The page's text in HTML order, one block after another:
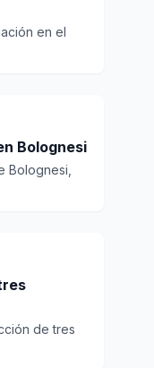
en el
Bolognesi
Bolognesi,
de tres